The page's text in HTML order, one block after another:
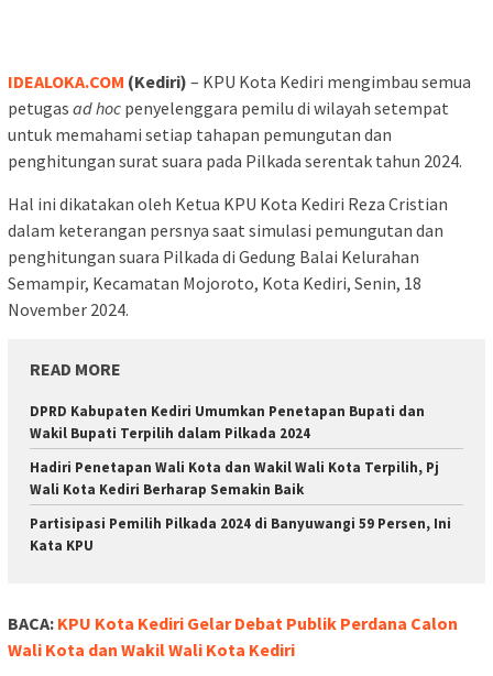
IDEALOKA.COM (Kediri) – KPU Kota Kediri mengimbau semua
petugas ad hoc penyelenggara pemilu di wilayah setempat
untuk memahami setiap tahapan pemungutan dan
penghitungan surat suara pada Pilkada serentak tahun 2024.
Hal ini dikatakan oleh Ketua KPU Kota Kediri Reza Cristian
dalam keterangan persnya saat simulasi pemungutan dan
penghitungan suara Pilkada di Gedung Balai Kelurahan
Semampir, Kecamatan Mojoroto, Kota Kediri, Senin, 18
November 2024.
READ MORE
DPRD Kabupaten Kediri Umumkan Penetapan Bupati dan
Wakil Bupati Terpilih dalam Pilkada 2024
Hadiri Penetapan Wali Kota dan Wakil Wali Kota Terpilih, Pj
Wali Kota Kediri Berharap Semakin Baik
Partisipasi Pemilih Pilkada 2024 di Banyuwangi 59 Persen, Ini
Kata KPU
BACA: KPU Kota Kediri Gelar Debat Publik Perdana Calon
Wali Kota dan Wakil Wali Kota Kediri